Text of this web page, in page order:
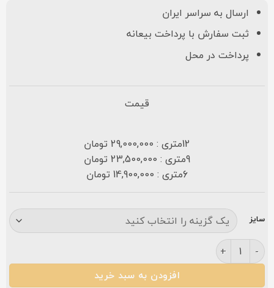
ارسال به سراسر ایران
ثبت سفارش با پرداخت بیعانه
پرداخت در محل
قیمت
12متری : 29,000,000 تومان
9متری : 23,500,000 تومان
6متری : 14,900,000 تومان
سایز
فرش کاشان ناردون ۷۰۰ شانه کرمی عدد
افزودن به سبد خرید